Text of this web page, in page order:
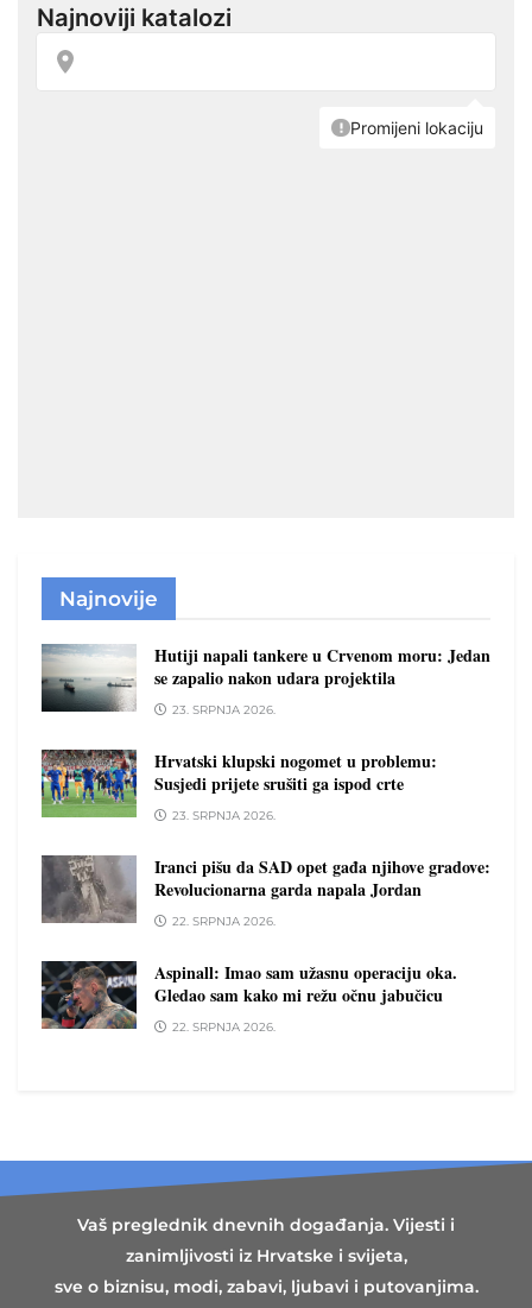
Najnovije
Hutiji napali tankere u Crvenom moru: Jedan
se zapalio nakon udara projektila
23. SRPNJA 2026.
Hrvatski klupski nogomet u problemu:
Susjedi prijete srušiti ga ispod crte
23. SRPNJA 2026.
Iranci pišu da SAD opet gađa njihove gradove:
Revolucionarna garda napala Jordan
22. SRPNJA 2026.
Aspinall: Imao sam užasnu operaciju oka.
Gledao sam kako mi režu očnu jabučicu
22. SRPNJA 2026.
Vaš preglednik dnevnih događanja. Vijesti i
zanimljivosti iz Hrvatske i svijeta,
sve o biznisu, modi, zabavi, ljubavi i putovanjima.